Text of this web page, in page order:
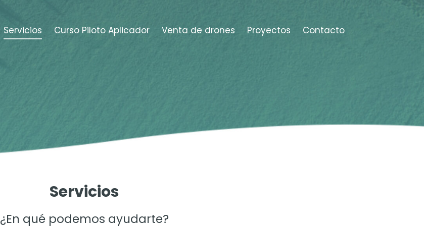
Servicios Curso Piloto Aplicador Venta de drones Proyectos Contacto
Servicios
¿En qué podemos ayudarte?